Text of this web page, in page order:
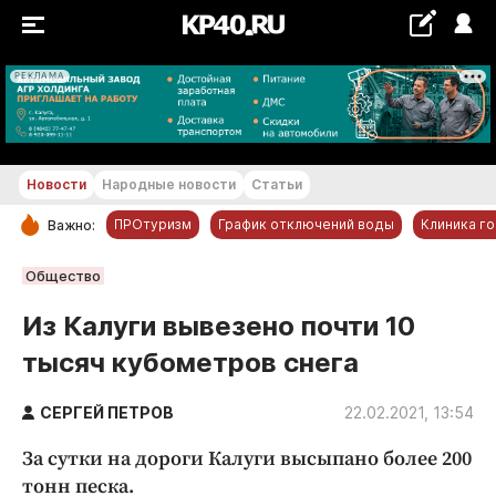
РЕКЛАМА
+21...+22 °С
РУБРИКИ
Обнинск
Новости компаний
Статьи
Народные новости
Благоустройство
Новости Народные новости Статьи
Важно: ПРОтуризм График отключений воды Клиника
Общество
Из Калуги вывезено почти 10
тысяч кубометров снега
СЕРГЕЙ ПЕТРОВ 22.02.2021, 13:54
За сутки на дороги Калуги высыпано более 200
тонн песка.